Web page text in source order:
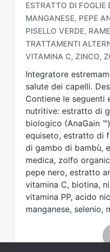
T
a
g
a
t
o
c
o
n
ESTRATTO DI FOGLIE
MANGANESE, PEPE
PISELLO VERDE, RAME
TRATTAMENTI
VITAMINA C, ZINCO,
Integratore
salute dei capelli.
Contiene le seguenti
nutritive: estratto di
biologico (AnaGain
equiseto, estratto di
di gambo di bambù,
medica, zolfo
pepe nero, estratto
vitamina C, biotina,
vitamina PP, acido
manganese, selenio,